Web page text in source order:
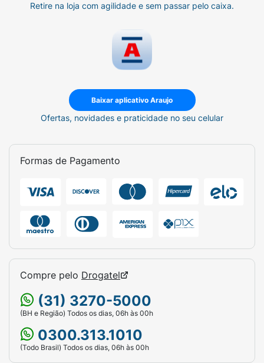
Retire na loja com agilidade e sem passar pelo caixa.
Baixar aplicativo Araujo
Ofertas, novidades e praticidade no seu celular
Formas de Pagamento
Compre pelo Drogatel
(31) 3270-5000
(BH e Região) Todos os dias, 06h às 00h
0300.313.1010
(Todo Brasil) Todos os dias, 06h às 00h